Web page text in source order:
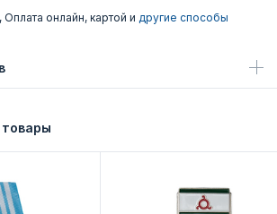
онлайн, картой и другие способы